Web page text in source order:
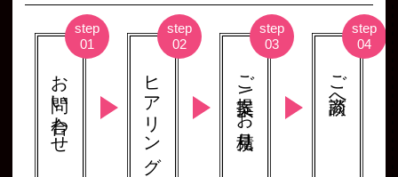
お問い合わせ ヒアリング ご提案 \ お見積り ご商談へ